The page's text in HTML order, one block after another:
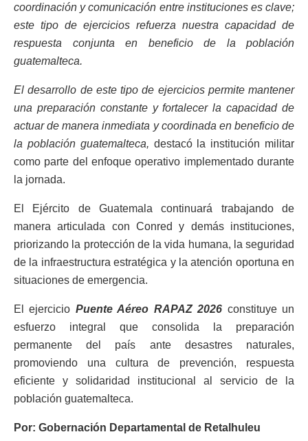
coordinación y comunicación entre instituciones es clave;
este tipo de ejercicios refuerza nuestra capacidad de
respuesta conjunta en beneficio de la población
guatemalteca.
El desarrollo de este tipo de ejercicios permite mantener
una preparación constante y fortalecer la capacidad de
actuar de manera inmediata y coordinada en beneficio de
la población guatemalteca, destacó la institución militar
como parte del enfoque operativo implementado durante
la jornada.
El Ejército de Guatemala continuará trabajando de
manera articulada con Conred y demás instituciones,
priorizando la protección de la vida humana, la seguridad
de la infraestructura estratégica y la atención oportuna en
situaciones de emergencia.
El ejercicio Puente Aéreo RAPAZ 2026 constituye un
esfuerzo integral que consolida la preparación
permanente del país ante desastres naturales,
promoviendo una cultura de prevención, respuesta
eficiente y solidaridad institucional al servicio de la
población guatemalteca.
Por: Gobernación Departamental de Retalhuleu